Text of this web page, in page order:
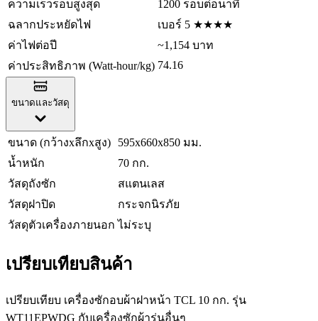
ความเร็วรอบสูงสุด
1200 รอบต่อนาที
ฉลากประหยัดไฟ
เบอร์ 5 ★★★★
ค่าไฟต่อปี
~1,154 บาท
ค่าประสิทธิภาพ (Watt-hour/kg) 74.16
ขนาดและวัสดุ
ขนาด (กว้างxลึกxสูง)
595x660x850 มม.
น้ำหนัก
70 กก.
วัสดุถังซัก
สแตนเลส
วัสดุฝาปิด
กระจกนิรภัย
วัสดุตัวเครื่องภายนอก ไม่ระบุ
เปรียบเทียบสินค้า
เปรียบเทียบ เครื่องซักอบผ้าฝาหน้า TCL 10 กก. รุ่น
WT11EPWDG กับเครื่องซักผ้ารุ่นอื่นๆ